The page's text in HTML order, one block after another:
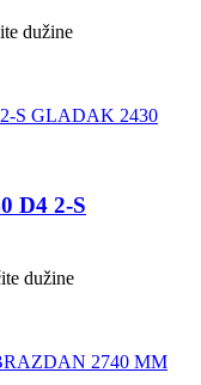
dužine
D4 2-S
dužine